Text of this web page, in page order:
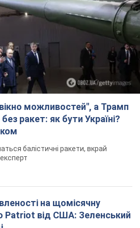
можливостей", а Трамп
ракет: як бути Україні?
балістичні ракети, вкрай
на щомісячну
Patriot від США: Зеленський
педагогів:
по Київщині загинула
ліцею, її чоловік та онук